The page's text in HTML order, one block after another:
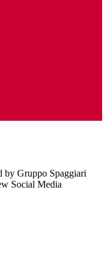
by Gruppo Spaggiari
Social Media